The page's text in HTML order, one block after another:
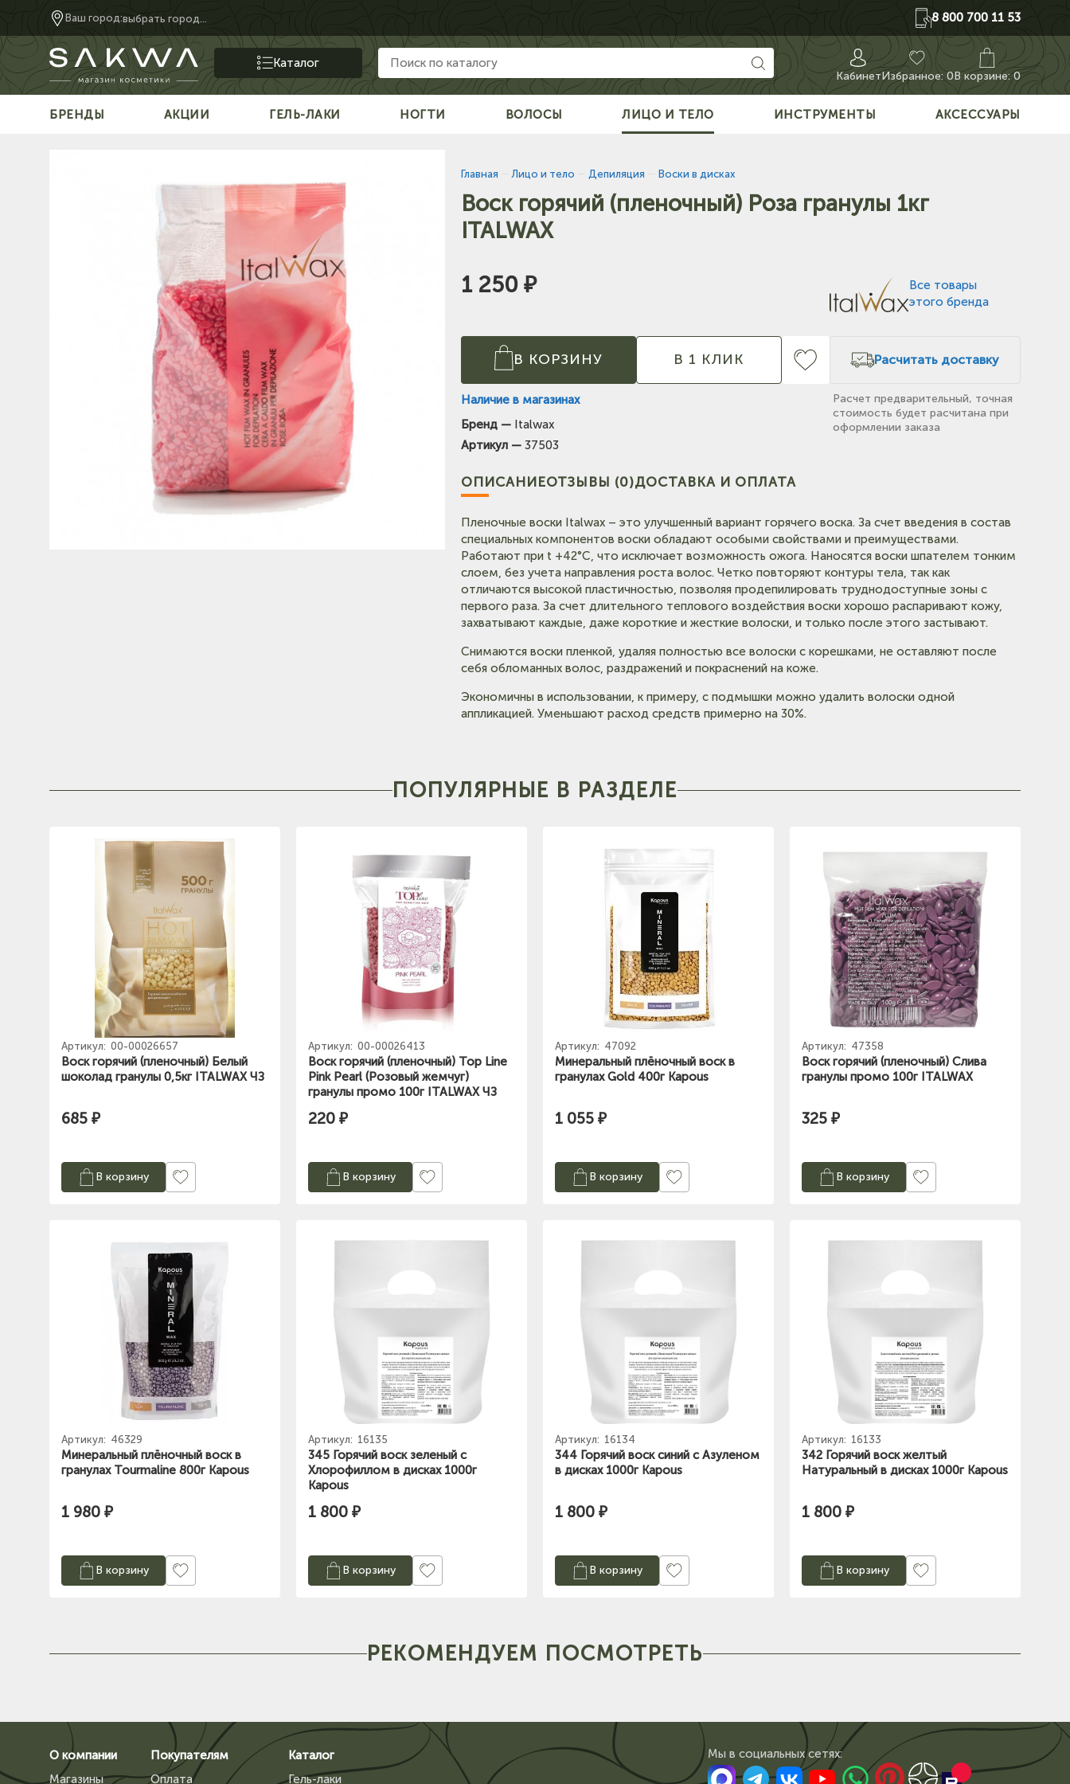
Ваш город:выбрать город... 8 800 700 11 53
Каталог
КабинетИзбранное:0В корзине: 0
БРЕНДЫ АКЦИИ ГЕЛЬ-ЛАКИ НОГТИ ВОЛОСЫ ЛИЦО И ТЕЛО ИНСТРУМЕНТЫ АКСЕССУАРЫ
Главная Лицо и тело Депиляция Воски в дисках
Воск горячий (пленочный) Роза гранулы 1кг
ITALWAX
1 250 ₽
Все товары
этого бренда
В КОРЗИНУ В 1 КЛИК Расчитать доставку
Наличие в магазинах
Тел: +7-903-947-7028
(на
карте)
(на карте)
Тел: +7-903-947-9492
(на карте)
(на карте)
Бренд — Italwax
Артикул — 37503
Расчет предварительный, точная
стоимость будет расчитана при
оформлении заказа
ОПИСАНИЕОТЗЫВЫ (0)ДОСТАВКА И ОПЛАТА
Пленочные воски Italwax – это улучшенный вариант горячего воска. За счет введения в состав
специальных компонентов воски обладают особыми свойствами и преимуществами.
Работают при t +42°С, что исключает возможность ожога. Наносятся воски шпателем тонким
слоем, без учета направления роста волос. Четко повторяют контуры тела, так как
отличаются высокой пластичностью, позволяя продепилировать труднодоступные зоны с
первого раза. За счет длительного теплового воздействия воски хорошо распаривают кожу,
захватывают каждые, даже короткие и жесткие волоски, и только после этого застывают.
Снимаются воски пленкой, удаляя полностью все волоски с корешками, не оставляют после
себя обломанных волос, раздражений и покраснений на коже.
Экономичны в использовании, к примеру, с подмышки можно удалить волоски одной
аппликацией. Уменьшают расход средств примерно на 30%.
ПОПУЛЯРНЫЕ В РАЗДЕЛЕ
Артикул: 00-00026657
Воск горячий (пленочный) Белый
шоколад гранулы 0,5кг ITALWAX ЧЗ
685 ₽
В корзину
Артикул: 00-00026413
Воск горячий (пленочный) Top Line
Pink Pearl (Розовый жемчуг)
гранулы промо 100г ITALWAX ЧЗ
220 ₽
В корзину
Артикул: 47092
Минеральный плёночный воск в
гранулах Gold 400г Kapous
1 055 ₽
В корзину
Артикул: 47358
Воск горячий (пленочный) Слива
гранулы промо 100г ITALWAX
325 ₽
В корзину
Артикул: 46329
Минеральный плёночный воск в
гранулах Tourmaline 800г Kapous
1 980 ₽
В корзину
Артикул: 16135
345 Горячий воск зеленый с
Хлорофиллом в дисках 1000г
Kapous
1 800 ₽
В корзину
Артикул: 16134
344 Горячий воск синий с Азуленом
в дисках 1000г Kapous
1 800 ₽
В корзину
Артикул: 16133
342 Горячий воск желтый
Натуральный в дисках 1000г Kapous
1 800 ₽
В корзину
РЕКОМЕНДУЕМ ПОСМОТРЕТЬ
О компании
Магазины
Покупателям
Оплата
Каталог
Гель-лаки
Мы в сoциальных сетях: